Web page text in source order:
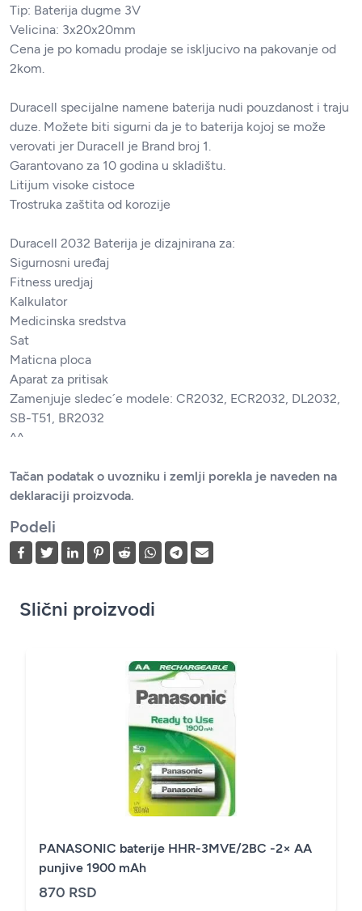
Tip: Baterija dugme 3V
Velicina: 3x20x20mm
Cena je po komadu prodaje se iskljucivo na pakovanje od
2kom.
Duracell specijalne namene baterija nudi pouzdanost i traju
duze. Možete biti sigurni da je to baterija kojoj se može
verovati jer Duracell je Brand broj 1.
Garantovano za 10 godina u skladištu.
Litijum visoke cistoce
Trostruka zaštita od korozije
Duracell 2032 Baterija je dizajnirana za:
Sigurnosni uređaj
Fitness uredjaj
Kalkulator
Medicinska sredstva
Sat
Maticna ploca
Aparat za pritisak
Zamenjuje sledec´e modele: CR2032, ECR2032, DL2032,
SB-T51, BR2032
^^
Tačan podatak o uvozniku i zemlji porekla je naveden na
deklaraciji proizvoda.
Podeli
Slični proizvodi
PANASONIC baterije HHR-3MVE/2BC -2× AA
punjive 1900 mAh
870 RSD